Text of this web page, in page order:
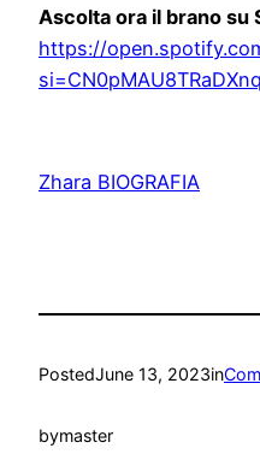
Ascolta ora il brano su
https://
Zhara BIOGRAFIA
PostedJune 13, 2023in
bymaster